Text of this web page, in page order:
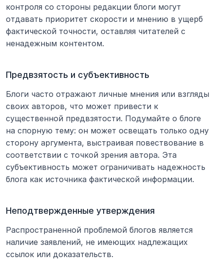
контроля со стороны редакции блоги могут
отдавать приоритет скорости и мнению в ущерб
фактической точности, оставляя читателей с
ненадежным контентом.
Предвзятость и субъективность
Блоги часто отражают личные мнения или взгляды
своих авторов, что может привести к
существенной предвзятости. Подумайте о блоге
на спорную тему: он может освещать только одну
сторону аргумента, выстраивая повествование в
соответствии с точкой зрения автора. Эта
субъективность может ограничивать надежность
блога как источника фактической информации.
Неподтвержденные утверждения
Распространенной проблемой блогов является
наличие заявлений, не имеющих надлежащих
ссылок или доказательств.